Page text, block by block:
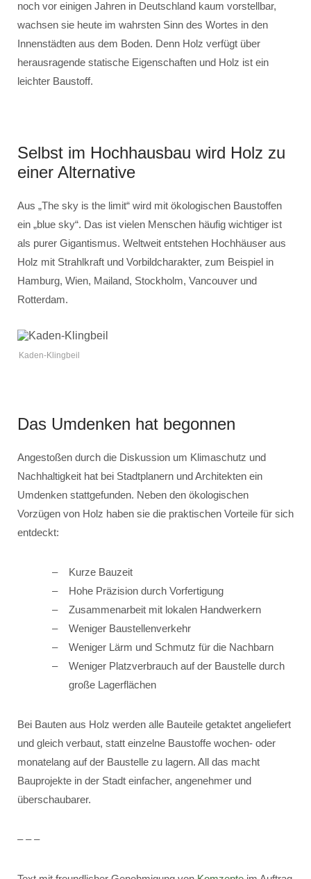
noch vor einigen Jahren in Deutschland kaum vorstellbar,
wachsen sie heute im wahrsten Sinn des Wortes in den
Innenstädten aus dem Boden. Denn Holz verfügt über
herausragende statische Eigenschaften und Holz ist ein
leichter Baustoff.
Selbst im Hochhausbau wird Holz zu
einer Alternative
Aus „The sky is the limit“ wird mit ökologischen Baustoffen
ein „blue sky“. Das ist vielen Menschen häufig wichtiger ist
als purer Gigantismus. Weltweit entstehen Hochhäuser aus
Holz mit Strahlkraft und Vorbildcharakter, zum Beispiel in
Hamburg, Wien, Mailand, Stockholm, Vancouver und
Rotterdam.
Kaden-Klingbeil
Das Umdenken hat begonnen
Angestoßen durch die Diskussion um Klimaschutz und
Nachhaltigkeit hat bei Stadtplanern und Architekten ein
Umdenken stattgefunden. Neben den ökologischen
Vorzügen von Holz haben sie die praktischen Vorteile für sich
entdeckt:
Kurze Bauzeit
Hohe Präzision durch Vorfertigung
Zusammenarbeit mit lokalen Handwerkern
Weniger Baustellenverkehr
Weniger Lärm und Schmutz für die Nachbarn
Weniger Platzverbrauch auf der Baustelle durch
große Lagerflächen
Bei Bauten aus Holz werden alle Bauteile getaktet angeliefert
und gleich verbaut, statt einzelne Baustoffe wochen- oder
monatelang auf der Baustelle zu lagern. All das macht
Bauprojekte in der Stadt einfacher, angenehmer und
überschaubarer.
– – –